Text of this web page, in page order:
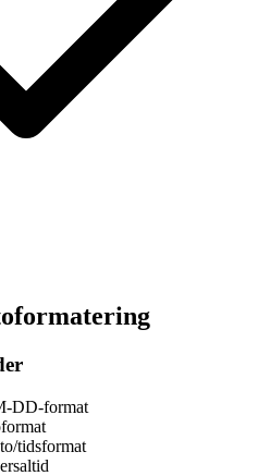
DD-format
tidsformat